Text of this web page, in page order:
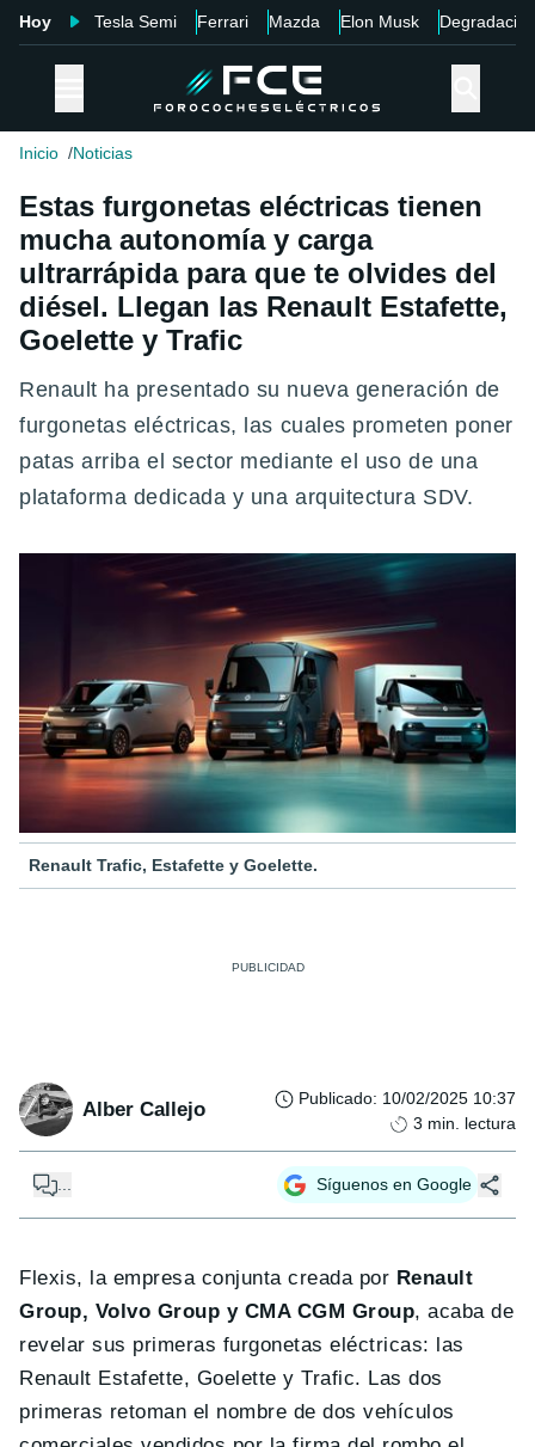
Hoy Tesla Semi Ferrari Mazda Elon Musk Degradación
Inicio Noticias
Estas furgonetas eléctricas tienen
mucha autonomía y carga
ultrarrápida para que te olvides del
diésel. Llegan las Renault Estafette,
Goelette y Trafic
Renault ha presentado su nueva generación de
furgonetas eléctricas, las cuales prometen poner
patas arriba el sector mediante el uso de una
plataforma dedicada y una arquitectura SDV.
Renault Trafic, Estafette y Goelette.
Alber Callejo Publicado: 10/02/2025 10:37
3 min. lectura
... Síguenos en Google
Flexis, la empresa conjunta creada por Renault
Group, Volvo Group y CMA CGM Group, acaba de
revelar sus primeras furgonetas eléctricas: las
Renault Estafette, Goelette y Trafic. Las dos
primeras retoman el nombre de dos vehículos